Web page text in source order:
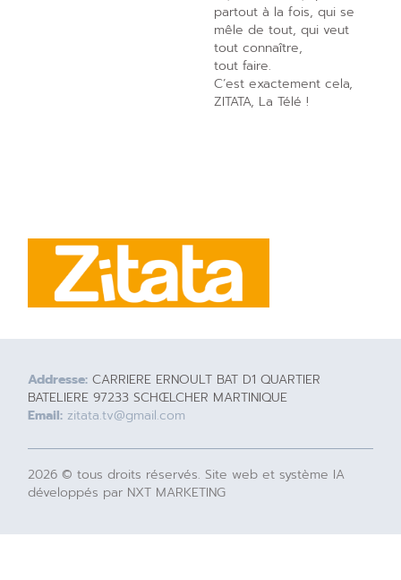
partout à la fois, qui se
mêle de tout, qui veut
tout connaître,
tout faire.
C’est exactement cela,
ZITATA, La Télé !
Addresse: CARRIERE ERNOULT BAT D1 QUARTIER
BATELIERE 97233 SCHŒLCHER MARTINIQUE
Email: zitata.tv@gmail.com
2026 © tous droits réservés. Site web et système IA
développés par NXT MARKETING